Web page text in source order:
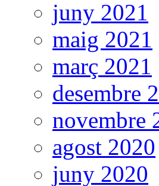
juny 2021
maig 2021
març 2021
desembre
novembre
agost 2020
juny 2020